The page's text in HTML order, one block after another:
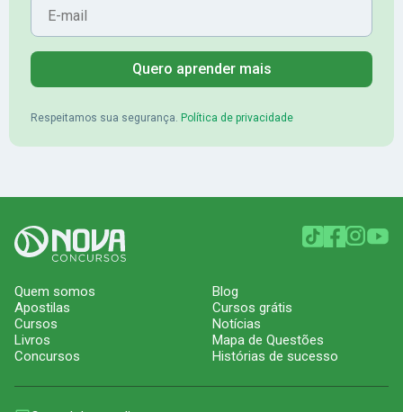
Quero aprender mais
Respeitamos sua segurança. Política de privacidade
Quem somos
Apostilas
Cursos
Livros
Concursos
Blog
Cursos grátis
Notícias
Mapa de Questões
Histórias de sucesso